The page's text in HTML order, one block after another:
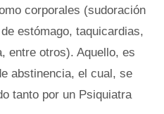
corporales (sudoración
estómago, taquicardias,
entre otros). Aquello, es
abstinencia, el cual, se
tanto por un Psiquiatra